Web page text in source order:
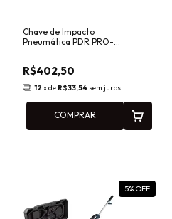
Chave de Impacto
Pneumática PDR PRO-
R$402,50
12 x de R$33,54 sem juros
COMPRAR
5% OFF